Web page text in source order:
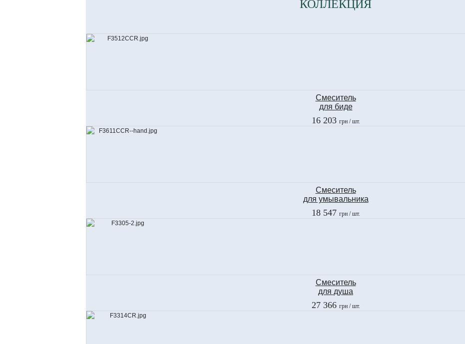
КОЛЛЕКЦИЯ
Смеситель
для биде
Fima
BRICK CHIC
16 203 грн/ шт.
Смеситель
для умывальника
Fima
BRICK CHIC
18 547 грн/ шт.
Смеситель
для душа
Fima
LAMP
27 366 грн/ шт.